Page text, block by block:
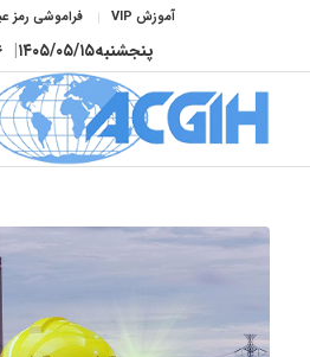
آموزش VIP فراموشی رمز
پنجشنبه۱۴۰۵/۰۵/۱۵|